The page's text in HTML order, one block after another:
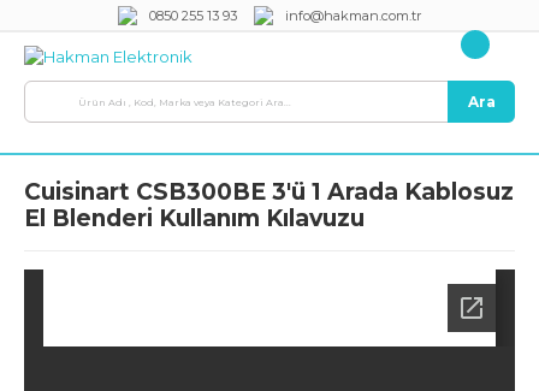
0850 255 13 93 info@hakman.com.tr
Ara
Cuisinart CSB300BE 3'ü 1 Arada Kablosuz
El Blenderi Kullanım Kılavuzu